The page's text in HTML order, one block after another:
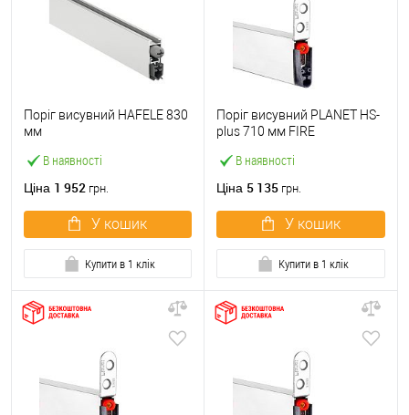
В наявності
Поріг висувний HAFELE 830
мм
Ціна 1 952 грн.
У кошик
Купити в 1 клік
В наявності
Поріг висувний PLANET HS-
plus 710 мм FIRE
Ціна 5 135 грн.
У кошик
Купити в 1 клік